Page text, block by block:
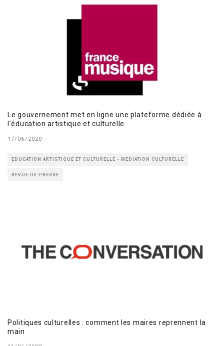
Le gouvernement met en ligne une plateforme dédiée à
l’éducation artistique et culturelle
17/06/2020
ÉDUCATION ARTISTIQUE ET CULTURELLE - MÉDIATION CULTURELLE
REVUE DE PRESSE
Politiques culturelles : comment les maires reprennent la
main